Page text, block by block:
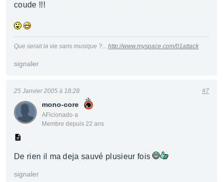
coude !!!
Que serait la vie sans musique ?... http://www.myspace.com/01attack
signaler
mono-core
AFicionado·a
Membre depuis 22 ans
25 Janvier 2005 à 18:28 #7
De rien il ma deja sauvé plusieur fois
signaler